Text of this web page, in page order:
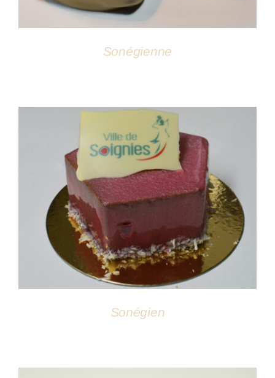
Sonégienne
DÉTAILS
Sonégien